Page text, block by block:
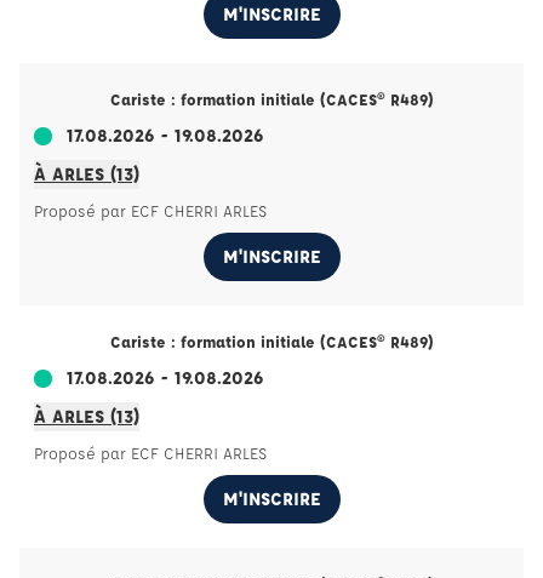
M'INSCRIRE
Cariste : formation initiale (CACES® R489)
17.08.2026 - 19.08.2026
À ARLES (13)
Proposé par ECF CHERRI ARLES
M'INSCRIRE
Cariste : formation initiale (CACES® R489)
17.08.2026 - 19.08.2026
À ARLES (13)
Proposé par ECF CHERRI ARLES
M'INSCRIRE